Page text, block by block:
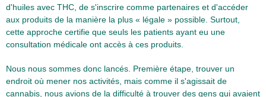
d'huiles avec THC, de s'inscrire comme partenaires et d'accéder
aux produits de la manière la plus « légale » possible. Surtout,
cette approche certifie que seuls les patients ayant eu une
consultation médicale ont accès à ces produits.
Nous nous sommes donc lancés. Première étape, trouver un
endroit où mener nos activités, mais comme il s'agissait de
cannabis, nous avions de la difficulté à trouver des gens qui avaient